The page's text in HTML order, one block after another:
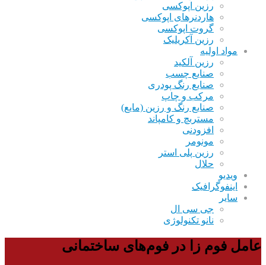
رزین اپوکسی
هاردنرهای اپوکسی
گروت اپوکسی
رزین آکریلیک
مواد اولیه
رزین آلکید
صنایع چسب
صنایع رنگ پودری
مرکب و چاپ
صنایع رنگ و رزین (مایع)
مستربچ و کامپاند
افزودنی
مونومر
رزین پلی استر
حلال
ویدیو
اینفوگرافیک
سایر
جی سی ال
نانو تکنولوژی
عامل فوم زا در فوم‌های ساختمانی